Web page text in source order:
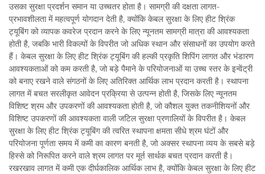
उसका सुरक्षा प्रदर्शन समान या उच्चतर होता है। सामग्री की दक्षता लागत-
प्रभावशीलता में महत्वपूर्ण योगदान देती है, क्योंकि केबल सुरक्षा के लिए हीट श्रिंक
ट्यूबिंग को व्यापक कवरेज प्रदान करने के लिए न्यूनतम सामग्री मात्रा की आवश्यकता
होती है, जबकि भारी विकल्पों के विपरीत जो अधिक स्थान और संसाधनों का उपयोग करते
हैं। केबल सुरक्षा के लिए हीट श्रिंक ट्यूबिंग की हल्की प्रकृति शिपिंग लागत और भंडारण
आवश्यकताओं को कम करती है, जो बड़े पैमाने के परियोजनाओं या उच्च स्तर के इन्वेंट्री
को बनाए रखने वाले संगठनों के लिए अतिरिक्त आर्थिक लाभ प्रदान करती है। स्थापना
लागत में बचत सरलीकृत आवेदन प्रक्रिया से उत्पन्न होती है, जिसके लिए न्यूनतम
विशिष्ट श्रम और उपकरणों की आवश्यकता होती है, जो कौशल युक्त तकनीशियनों और
विशिष्ट उपकरणों की आवश्यकता वाली जटिल सुरक्षा प्रणालियों के विपरीत है। केबल
सुरक्षा के लिए हीट श्रिंक ट्यूबिंग की त्वरित स्थापना क्षमता सीधे श्रम घंटों और
परियोजना पूर्णता समय में कमी का कारण बनती है, जो अक्सर स्थापना व्यय के सबसे बड़े
हिस्से को निरूपित करने वाले श्रम लागत पर मूर्त सार्थक बचत प्रदान करती है।
रखरखाव लागत में कमी एक दीर्घकालिक आर्थिक लाभ है, क्योंकि केबल सुरक्षा के लिए हीट